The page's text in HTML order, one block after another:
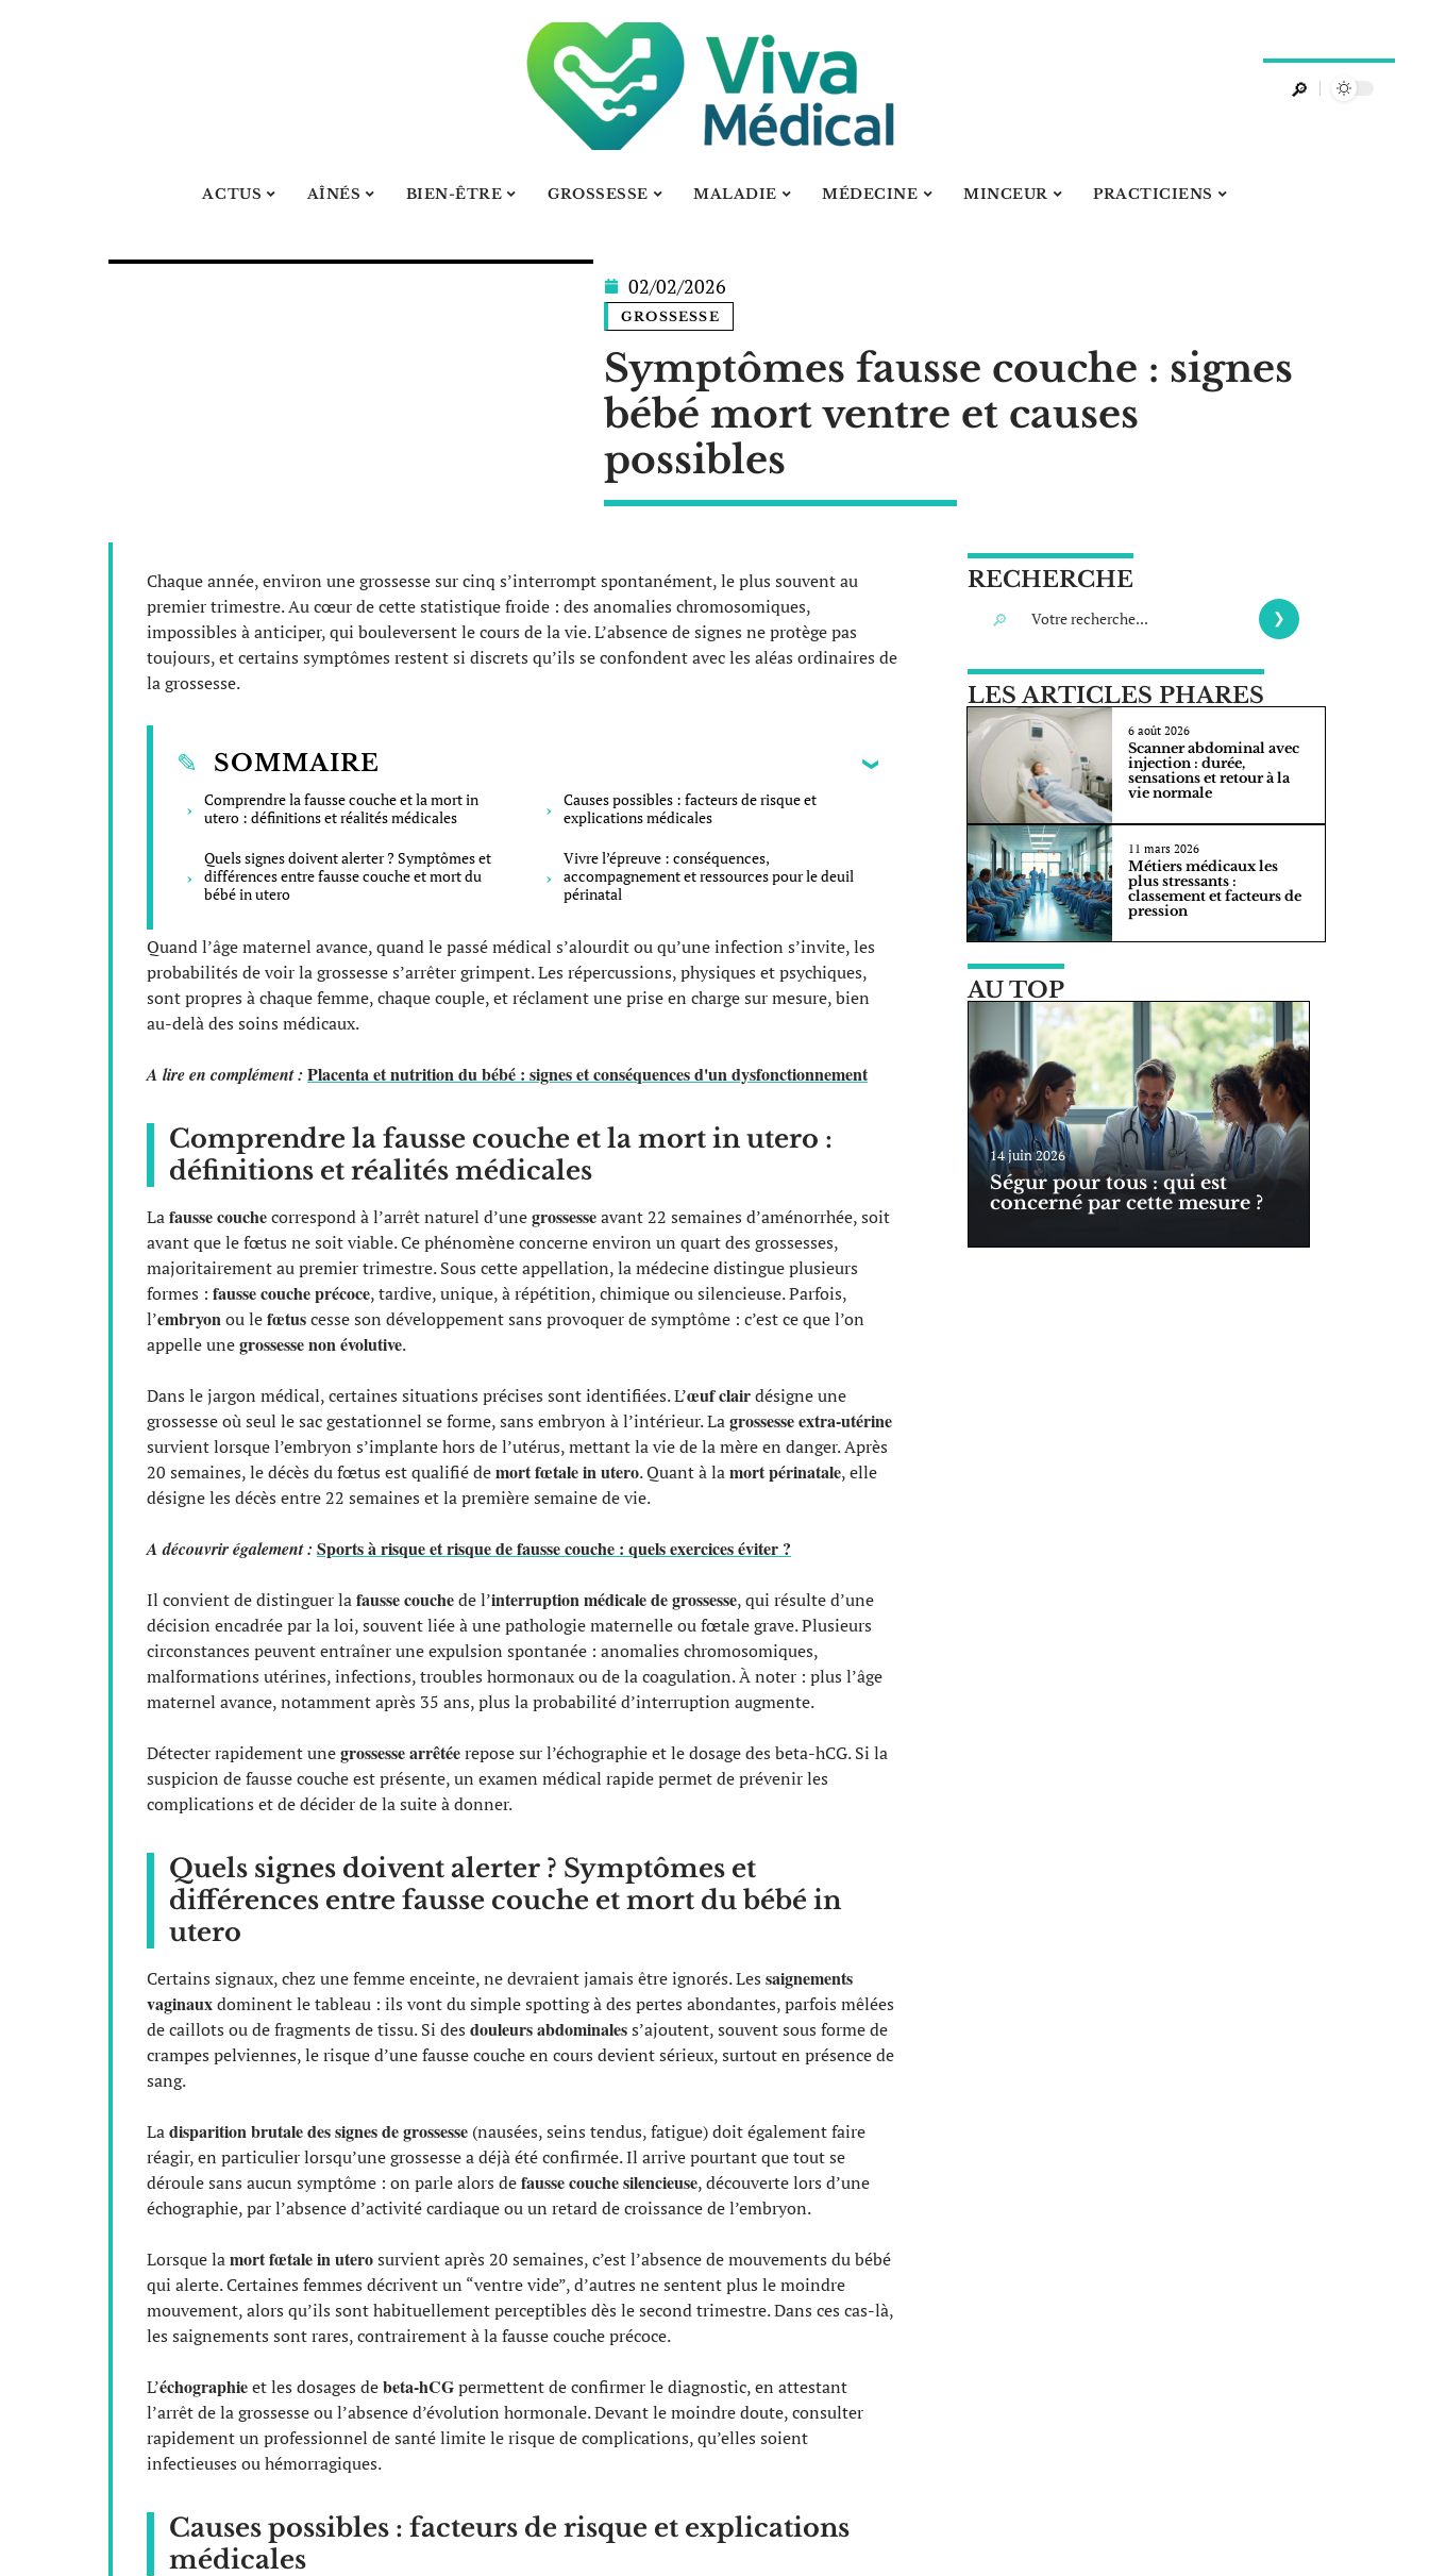
ACTUS AÎNÉS BIEN-ÊTRE GROSSESSE MALADIE MÉDECINE MINCEUR PRACTICIENS
02/02/2026
GROSSESSE
Symptômes fausse couche : signes
bébé mort ventre et causes
possibles
Chaque année, environ une grossesse sur cinq s’interrompt spontanément, le plus souvent au
premier trimestre. Au cœur de cette statistique froide : des anomalies chromosomiques,
impossibles à anticiper, qui bouleversent le cours de la vie. L’absence de signes ne protège pas
toujours, et certains symptômes restent si discrets qu’ils se confondent avec les aléas ordinaires de
la grossesse.
SOMMAIRE
Comprendre la fausse couche et la mort in
utero : définitions et réalités médicales
Quels signes doivent alerter ? Symptômes et
différences entre fausse couche et mort du
bébé in utero
Causes possibles : facteurs de risque et
explications médicales
Vivre l’épreuve : conséquences,
accompagnement et ressources pour le deuil
périnatal
Quand l’âge maternel avance, quand le passé médical s’alourdit ou qu’une infection s’invite, les
probabilités de voir la grossesse s’arrêter grimpent. Les répercussions, physiques et psychiques,
sont propres à chaque femme, chaque couple, et réclament une prise en charge sur mesure, bien
au-delà des soins médicaux.
A lire en complément : Placenta et nutrition du bébé : signes et conséquences d'un dysfonctionnement
Comprendre la fausse couche et la mort in utero :
définitions et réalités médicales
Lafausse couchecorrespond à l’arrêt naturel d’unegrossesseavant 22 semaines d’aménorrhée, soit
avant que le fœtus ne soit viable. Ce phénomène concerne environ un quart des grossesses,
majoritairement au premier trimestre. Sous cette appellation, la médecine distingue plusieurs
formes : fausse couche précoce, tardive, unique, à répétition, chimique ou silencieuse. Parfois,
l’embryon ou lefœtuscesse son développement sans provoquer de symptôme : c’est ce que l’on
appelle unegrossesse non évolutive.
Dans le jargon médical, certaines situations précises sont identifiées. L’œuf clairdésigne une
grossesse où seul le sac gestationnel se forme, sans embryon à l’intérieur. Lagrossesse extra-utérine
survient lorsque l’embryon s’implante hors de l’utérus, mettant la vie de la mère en danger. Après
20 semaines, le décès du fœtus est qualifié demort fœtale in utero. Quant à lamort périnatale, elle
désigne les décès entre 22 semaines et la première semaine de vie.
A découvrir également : Sports à risque et risque de fausse couche : quels exercices éviter ?
Il convient de distinguer lafausse couchede l’interruption médicale de grossesse, qui résulte d’une
décision encadrée par la loi, souvent liée à une pathologie maternelle ou fœtale grave. Plusieurs
circonstances peuvent entraîner une expulsion spontanée : anomalies chromosomiques,
malformations utérines, infections, troubles hormonaux ou de la coagulation. À noter : plus l’âge
maternel avance, notamment après 35 ans, plus la probabilité d’interruption augmente.
Détecter rapidement unegrossesse arrêtéerepose sur l’échographie et le dosage des beta-hCG. Si la
suspicion de fausse couche est présente, un examen médical rapide permet de prévenir les
complications et de décider de la suite à donner.
Quels signes doivent alerter ? Symptômes et
différences entre fausse couche et mort du bébé in
utero
Certains signaux, chez une femme enceinte, ne devraient jamais être ignorés. Les saignements
vaginauxdominent le tableau : ils vont du simple spotting à des pertes abondantes, parfois mêlées
de caillots ou de fragments de tissu. Si des douleurs abdominaless’ajoutent, souvent sous forme de
crampes pelviennes, le risque d’une fausse couche en cours devient sérieux, surtout en présence de
sang.
Ladisparition brutale des signes de grossesse (nausées, seins tendus, fatigue) doit également faire
réagir, en particulier lorsqu’une grossesse a déjà été confirmée. Il arrive pourtant que tout se
déroule sans aucun symptôme : on parle alors defausse couche silencieuse, découverte lors d’une
échographie, par l’absence d’activité cardiaque ou un retard de croissance de l’embryon.
Lorsque lamort fœtale in uterosurvient après 20 semaines, c’est l’absence de mouvements du bébé
qui alerte. Certaines femmes décrivent un “ventre vide”, d’autres ne sentent plus le moindre
mouvement, alors qu’ils sont habituellement perceptibles dès le second trimestre. Dans ces cas-là,
les saignements sont rares, contrairement à la fausse couche précoce.
L’échographieet les dosages debeta-hCGpermettent de confirmer le diagnostic, en attestant
l’arrêt de la grossesse ou l’absence d’évolution hormonale. Devant le moindre doute, consulter
rapidement un professionnel de santé limite le risque de complications, qu’elles soient
infectieuses ou hémorragiques.
Causes possibles : facteurs de risque et explications
médicales
RECHERCHE
LES ARTICLES PHARES
6 août 2026
Scanner abdominal avec
injection : durée,
sensations et retour à la
vie normale
11 mars 2026
Métiers médicaux les
plus stressants :
classement et facteurs de
pression
AU TOP
14 juin 2026
Ségur pour tous : qui est
concerné par cette mesure ?